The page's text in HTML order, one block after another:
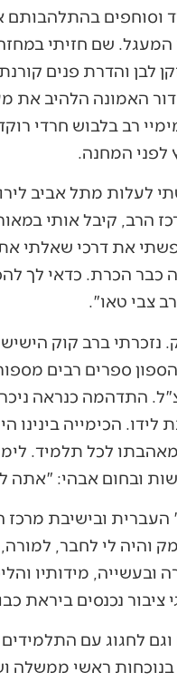
וסוחפים
שם חזיתי
לבן והדרת פנים
האמונה הלהיב
רב בלבוש חרדי
לפני המחנה.
לעלות מתל אביב
קיבל אותי
את דרכי שאלתי את
הכרת. כדאי לך
צבי טאו".
נזכרתי ברב קוק
ספרים רבים
התדהמה כנראה
לידו. הכימייה
לכל תלמיד.
ובחום אבהי: "אתה
ואני סטודנט באונ' העברית
והיה לי לחבר,
מידותיו
ציבור נכנסים
לחגוג עם
בנוכחות ראשי